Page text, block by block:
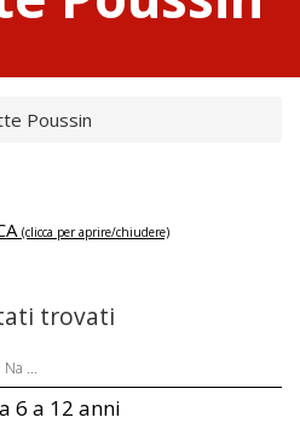
Poussin
(clicca per aprire/chiudere)
trovati
Na ...
6 a 12 anni